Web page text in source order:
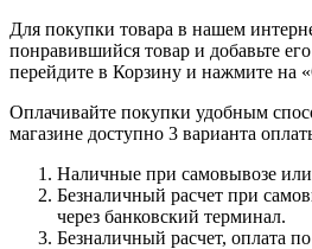
Для покупки товара в нашем
понравившийся товар и добавьте
перейдите в Корзину и нажмите на
Оплачивайте покупки удобным
магазине доступно 3 варианта
Наличные при самовывозе или
Безналичный расчет при
через банковский терминал.
Безналичный расчет, оплата по